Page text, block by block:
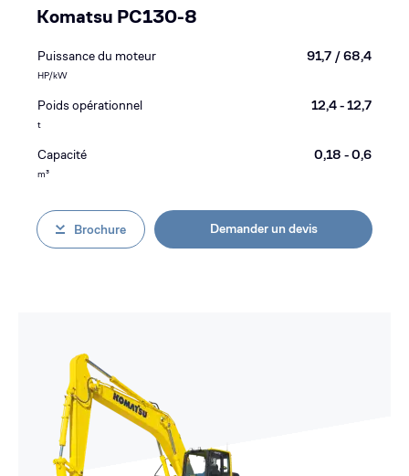
Komatsu PC130-8
Puissance du moteur
HP/kW
91,7 / 68,4
Poids opérationnel
t
12,4 - 12,7
Capacité
m³
0,18 - 0,6
Brochure Demander un devis